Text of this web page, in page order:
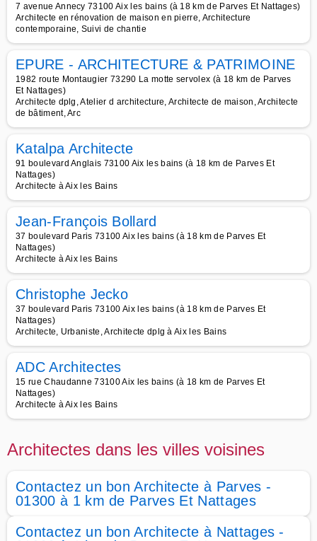
7 avenue Annecy 73100 Aix les bains (à 18 km de Parves Et Nattages)
Architecte en rénovation de maison en pierre, Architecture
contemporaine, Suivi de chantie
EPURE - ARCHITECTURE & PATRIMOINE
1982 route Montaugier 73290 La motte servolex (à 18 km de Parves
Et Nattages)
Architecte dplg, Atelier d architecture, Architecte de maison, Architecte
de bâtiment, Arc
Katalpa Architecte
91 boulevard Anglais 73100 Aix les bains (à 18 km de Parves Et
Nattages)
Architecte à Aix les Bains
Jean-François Bollard
37 boulevard Paris 73100 Aix les bains (à 18 km de Parves Et
Nattages)
Architecte à Aix les Bains
Christophe Jecko
37 boulevard Paris 73100 Aix les bains (à 18 km de Parves Et
Nattages)
Architecte, Urbaniste, Architecte dplg à Aix les Bains
ADC Architectes
15 rue Chaudanne 73100 Aix les bains (à 18 km de Parves Et
Nattages)
Architecte à Aix les Bains
Architectes dans les villes voisines
Contactez un bon Architecte à Parves -
01300 à 1 km de Parves Et Nattages
Contactez un bon Architecte à Nattages -